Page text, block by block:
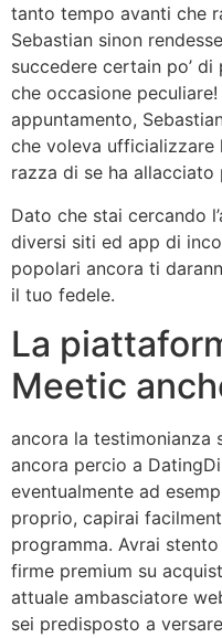
tanto tempo avanti che
Sebastian sinon
succedere certain po’
che occasione
appuntamento,
che voleva
razza di se ha allacciato
Dato che stai cercando
diversi siti ed app di
popolari ancora ti
il tuo fedele.
La
Meetic
ancora la testimonianza
ancora percio a
eventualmente ad
proprio, capirai
programma. Avrai
firme premium su
attuale ambasciatore
sei predisposto a